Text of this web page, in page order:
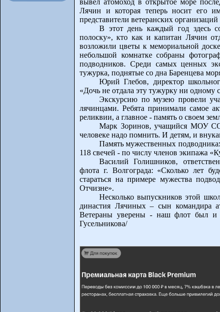
вывел атомоход в открытое море
Лячин и которая теперь носит его
представители ветеранских
В этот день каждый год здесь
полоску», кто как и капитан Лячин
возложили цветы к мемориальной
небольшой комнатке собраны
подводников. Среди самых ценных
тужурка, поднятые со дна Баренцева
Юрий Глебов, директор
«Дочь не отдала эту тужурку ни
Экскурсию по музею провели
лячинцами. Ребята принимали самое
реликвии, а главное - память о своем
Марк Зоринов, учащийся МОУ
человеке надо помнить. И детям, и
Память мужественных
118 свечей - по числу членов экипажа
Василий Голишников,
флота г. Волгограда: «Сколько лет
стараться на примере мужества
Отчизне».
Несколько выпускников этой
династия Лячиных – сын командира
Ветераны уверены - наш флот был и
Гусельникова/